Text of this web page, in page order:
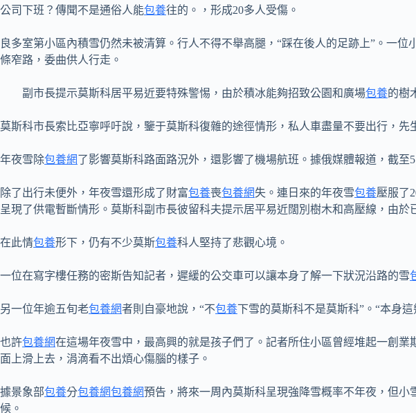
公司下班？傳聞不是通俗人能包養往的。，形成20多人受傷。
良多室第小區內積雪仍然未被清算。行人不得不舉高腿，“踩在後人的足跡上”。一
條窄路，委曲供人行走。
副市長提示莫斯科居平易近要特殊警惕，由於積冰能夠招致公園和廣場包養的樹
莫斯科市長索比亞寧呼吁說，鑒于莫斯科復雜的途徑情形，私人車盡量不要出行，先
年夜雪除包養網了影響莫斯科路面路況外，還影響了機場航班。據俄媒體報道，截
除了出行未便外，年夜雪還形成了財富包養喪包養網失。連日來的年夜雪包養壓服了
呈現了供電暫斷情形。莫斯科副市長彼留科夫提示居平易近闊別樹木和高壓線，由於
在此情包養形下，仍有不少莫斯包養科人堅持了悲觀心境。
一位在寫字樓任務的密斯告知記者，遲緩的公交車可以讓本身了解一下狀況沿路的雪
另一位年逾五旬老包養網者則自豪地說，“不包養下雪的莫斯科不是莫斯科”。“本身
也許包養網在這場年夜雪中，最高興的就是孩子們了。記者所住小區曾經堆起一創業
面上滑上去，涓滴看不出煩心傷腦的樣子。
據景象部包養分包養網包養網預告，將來一周內莫斯科呈現強降雪概率不年夜，但小
候。